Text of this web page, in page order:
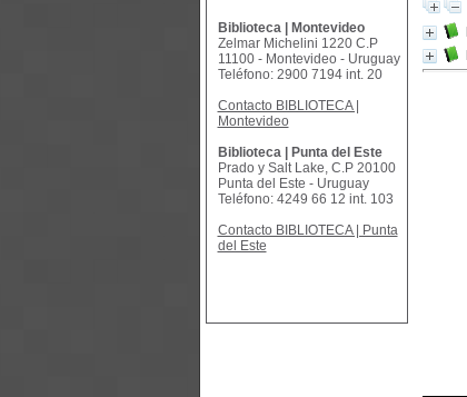
Biblioteca | Montevideo
Zelmar Michelini 1220 C.P
11100 - Montevideo - Uruguay
Teléfono: 2900 7194 int. 20
Contacto BIBLIOTECA |
Montevideo
Biblioteca | Punta del Este
Prado y Salt Lake, C.P 20100
Punta del Este - Uruguay
Teléfono: 4249 66 12 int. 103
Contacto BIBLIOTECA | Punta
del Este